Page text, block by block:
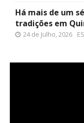
Há mais de um
tradições em
24 de Julho, 2026